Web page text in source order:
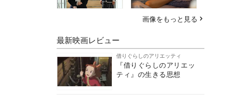
画像をもっと見る
最新映画レビュー
借りぐらしのアリエッティ
『借りぐらしのアリエッ
ティ』の生きる思想